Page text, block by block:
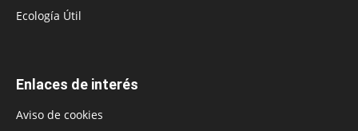
Ecología Útil
Enlaces de interés
Aviso de cookies